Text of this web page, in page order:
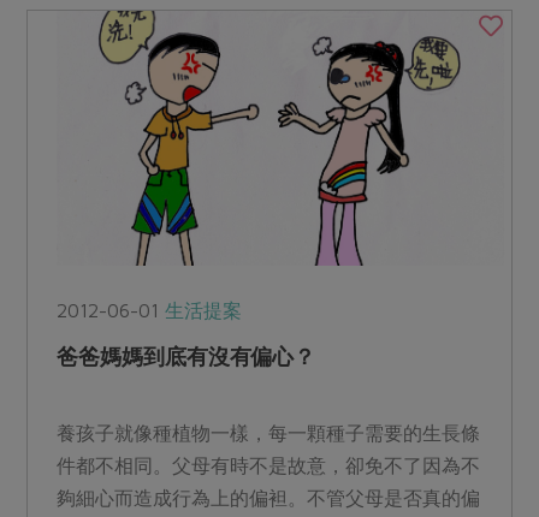
2012-06-01生活提案
爸爸媽媽到底有沒有偏心？
養孩子就像種植物一樣，每一顆種子需要的生長條
件都不相同。父母有時不是故意，卻免不了因為不
夠細心而造成行為上的偏袒。不管父母是否真的偏